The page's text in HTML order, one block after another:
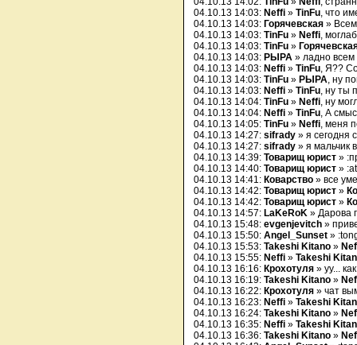
04.10.13 14:03: Neffi » TinFu, что
04.10.13 14:03: Горячевская »
04.10.13 14:03: TinFu » Neffi,
04.10.13 14:03: TinFu »
04.10.13 14:03: РЫРА » ладно всем
04.10.13 14:03: Neffi » TinFu, Я??
04.10.13 14:03: TinFu » РЫРА, ну
04.10.13 14:03: Neffi » TinFu, ну ты
04.10.13 14:04: TinFu » Neffi, ну
04.10.13 14:04: Neffi » TinFu, А
04.10.13 14:05: TinFu » Neffi, меня
04.10.13 14:27: sifrady » я сегодня
04.10.13 14:27: sifrady » я мальчик
04.10.13 14:39: Товарищ юрист »
04.10.13 14:40: Товарищ юрист »
04.10.13 14:41: Коварство » все
04.10.13 14:42: Товарищ юрист »
04.10.13 14:42: Товарищ юрист »
04.10.13 14:57: LaKeRoK » Дарова
04.10.13 15:48: evgenjevitch »
04.10.13 15:50: Angel_Sunset »
04.10.13 15:53: Takeshi Kitano »
04.10.13 15:55: Neffi » Takeshi
04.10.13 16:16: Крохотуля » уу...
04.10.13 16:19: Takeshi Kitano »
04.10.13 16:22: Крохотуля » чат
04.10.13 16:23: Neffi » Takeshi
04.10.13 16:24: Takeshi Kitano »
04.10.13 16:35: Neffi » Takeshi
04.10.13 16:36: Takeshi Kitano »